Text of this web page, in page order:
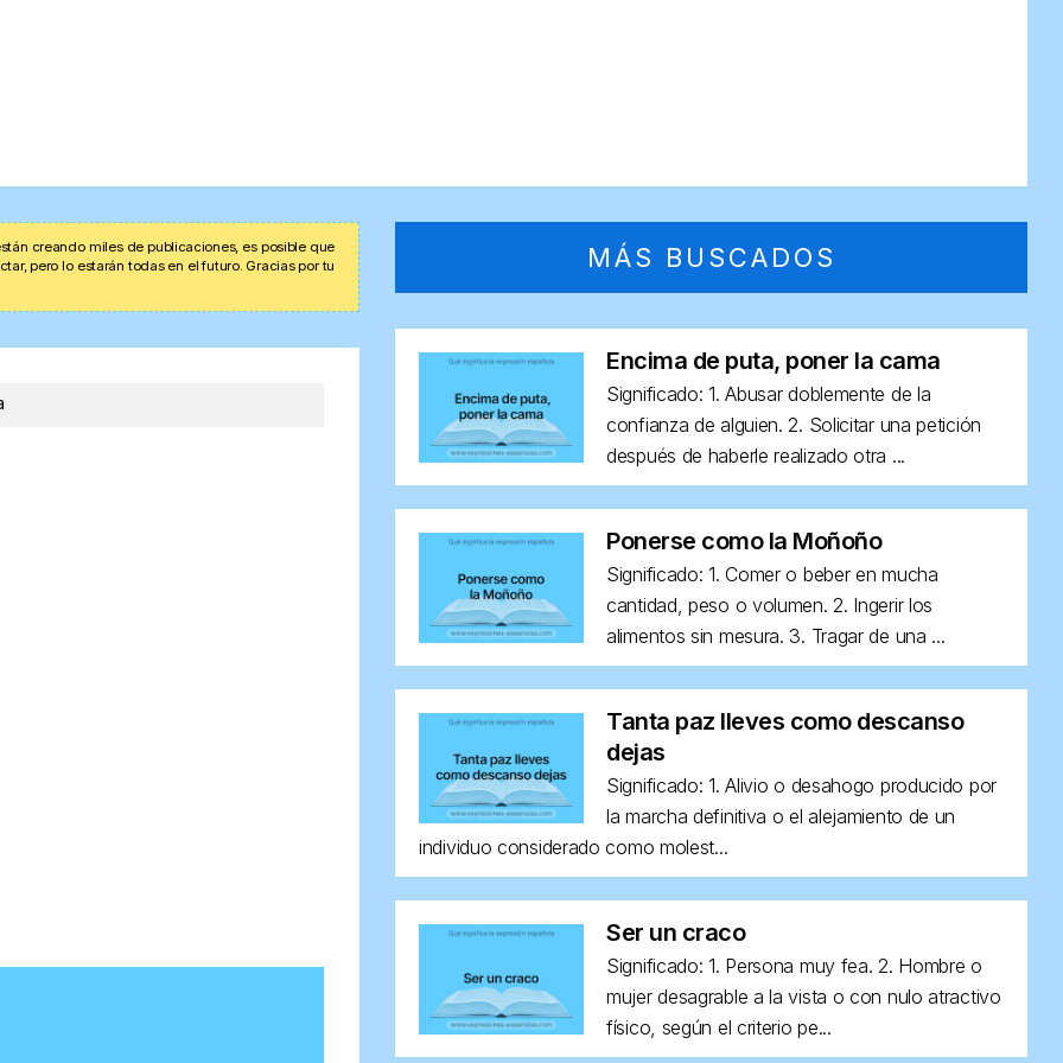
creando miles de publicaciones, es posible que
pero lo estarán todas en el futuro. Gracias por tu
MÁS BUSCADOS
Encima de puta, poner la cama
Significado: 1. Abusar doblemente de la
confianza de alguien. 2. Solicitar una petición
después de haberle realizado otra ...
Ponerse como la Moñoño
Significado: 1. Comer o beber en mucha
cantidad, peso o volumen. 2. Ingerir los
alimentos sin mesura. 3. Tragar de una ...
Tanta paz lleves como descanso
dejas
Significado: 1. Alivio o desahogo producido por
la marcha definitiva o el alejamiento de un
individuo considerado como molest...
Ser un craco
Significado: 1. Persona muy fea. 2. Hombre o
mujer desagrable a la vista o con nulo atractivo
físico, según el criterio pe...